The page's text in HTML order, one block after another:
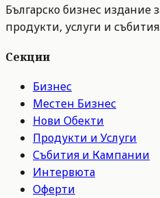
Българско бизнес издание
продукти, услуги и събития.
Секции
Бизнес
Местен Бизнес
Нови Обекти
Продукти и Услуги
Събития и Кампании
Интервюта
Оферти